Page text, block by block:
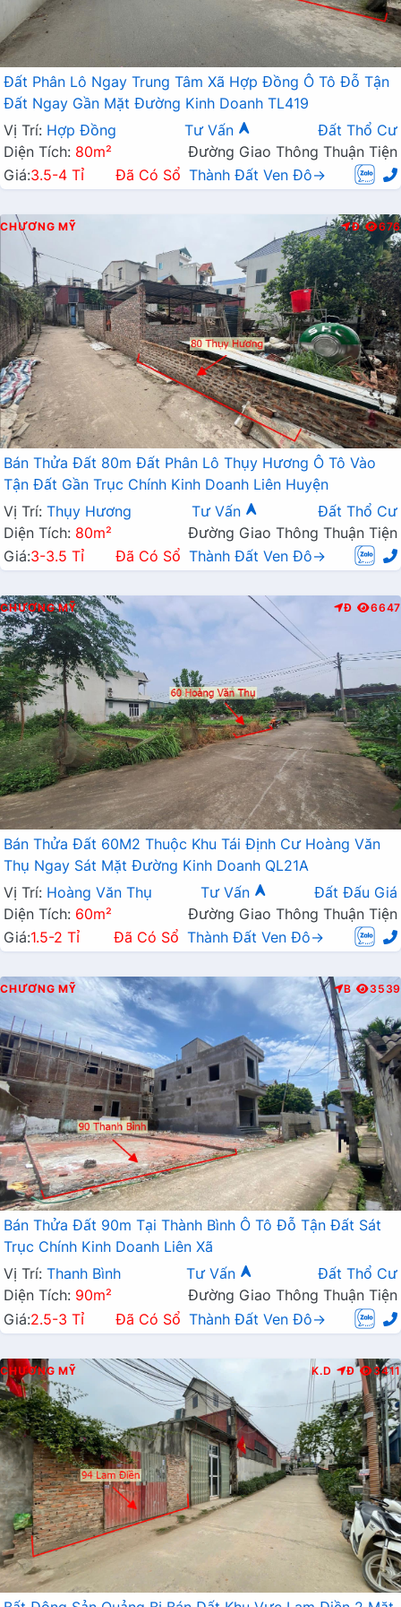
Đất Phân Lô Ngay Trung Tâm Xã Hợp Đồng Ô Tô Đỗ Tận
Đất Ngay Gần Mặt Đường Kinh Doanh TL419
Vị Trí: Hợp Đồng Tư Vấn
Đất Thổ Cư
Diện Tích: 80m²
Đường Giao Thông Thuận Tiện
Giá:3.5-4 Tỉ Đã Có Sổ Thành Đất Ven Đô→
CHƯƠNG MỸ Đ 676
Bán Thửa Đất 80m Đất Phân Lô Thụy Hương Ô Tô Vào
Tận Đất Gần Trục Chính Kinh Doanh Liên Huyện
Vị Trí: Thụy Hương Tư Vấn
Đất Thổ Cư
Diện Tích: 80m²
Đường Giao Thông Thuận Tiện
Giá:3-3.5 Tỉ Đã Có Sổ Thành Đất Ven Đô→
CHƯƠNG MỸ Đ 6647
Bán Thửa Đất 60M2 Thuộc Khu Tái Định Cư Hoàng Văn
Thụ Ngay Sát Mặt Đường Kinh Doanh QL21A
Vị Trí: Hoàng Văn Thụ Tư Vấn
Đất Đấu Giá
Diện Tích: 60m²
Đường Giao Thông Thuận Tiện
Giá:1.5-2 Tỉ Đã Có Sổ Thành Đất Ven Đô→
CHƯƠNG MỸ B 3539
Bán Thửa Đất 90m Tại Thành Bình Ô Tô Đỗ Tận Đất Sát
Trục Chính Kinh Doanh Liên Xã
Vị Trí: Thanh Bình Tư Vấn
Đất Thổ Cư
Diện Tích: 90m²
Đường Giao Thông Thuận Tiện
Giá:2.5-3 Tỉ Đã Có Sổ Thành Đất Ven Đô→
CHƯƠNG MỸ K.D Đ 3411